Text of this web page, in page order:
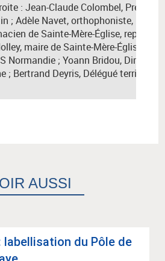
: Jean-Claude Colombel,
; Adèle Navet, orthophoniste,
de Sainte-Mère-Église,
maire de Sainte-Mère-Église ;
Normandie ; Yoann Bridou,
; Bertrand Deyris, Délégué
AUSSI
label­li­sa­tion du Pôle de